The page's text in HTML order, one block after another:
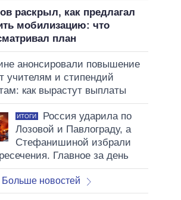
раскрыл, как предлагал
мобилизацию: что
план
анонсировали повышение
учителям и стипендий
как вырастут выплаты
ИТОГИ
Россия ударила по
Лозовой и Павлограду, а
Стефанишиной избрали
Главное за день
Больше новостей